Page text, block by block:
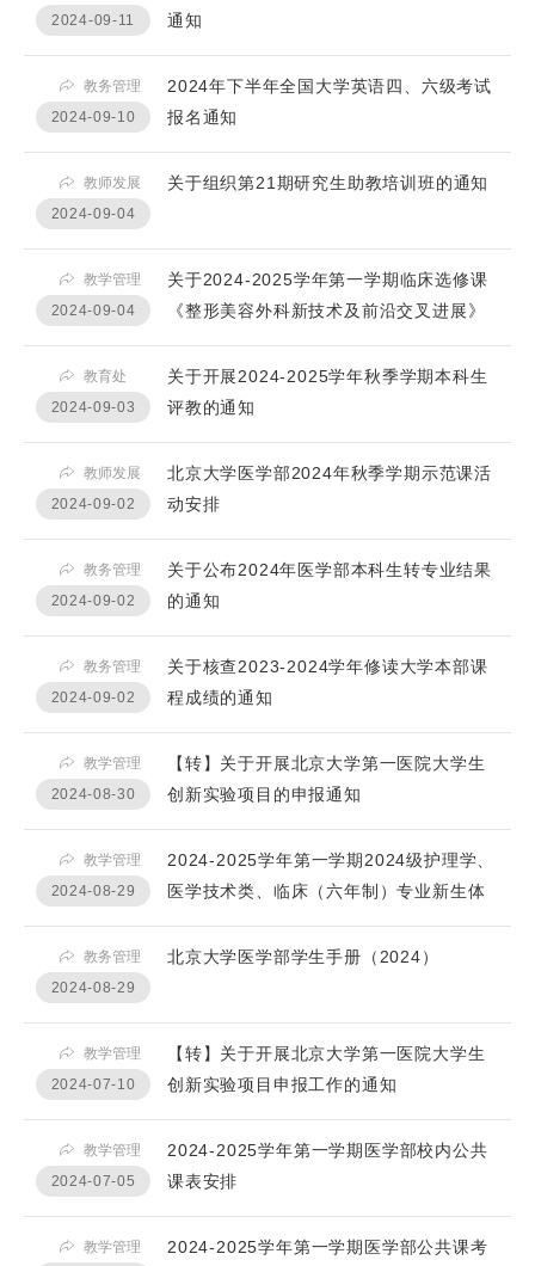
2024-09-11
通知
教务管理
2024-09-10
2024年下半年全国大学英语四、六级考试
报名通知
教师发展
2024-09-04
关于组织第21期研究生助教培训班的通知
教学管理
2024-09-04
关于2024-2025学年第一学期临床选修课
《整形美容外科新技术及前沿交叉进展》
停开的通知
教育处
2024-09-03
关于开展2024-2025学年秋季学期本科生
评教的通知
教师发展
2024-09-02
北京大学医学部2024年秋季学期示范课活
动安排
教务管理
2024-09-02
关于公布2024年医学部本科生转专业结果
的通知
教务管理
2024-09-02
关于核查2023-2024学年修读大学本部课
程成绩的通知
教学管理
2024-08-30
【转】关于开展北京大学第一医院大学生
创新实验项目的申报通知
教学管理
2024-08-29
2024-2025学年第一学期2024级护理学、
医学技术类、临床（六年制）专业新生体
育课选...
教务管理
2024-08-29
北京大学医学部学生手册（2024）
教学管理
2024-07-10
【转】关于开展北京大学第一医院大学生
创新实验项目申报工作的通知
教学管理
2024-07-05
2024-2025学年第一学期医学部校内公共
课表安排
教学管理
2024-2025学年第一学期医学部公共课考